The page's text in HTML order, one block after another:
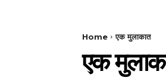
Home एक मुलाकात
एक